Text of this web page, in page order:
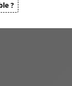
?